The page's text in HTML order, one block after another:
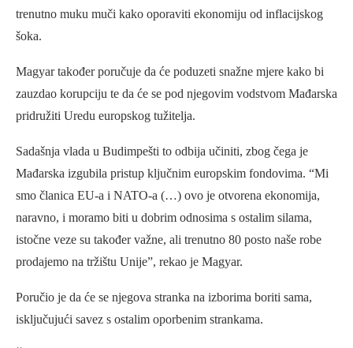
trenutno muku muči kako oporaviti ekonomiju od inflacijskog
šoka.
Magyar također poručuje da će poduzeti snažne mjere kako bi
zauzdao korupciju te da će se pod njegovim vodstvom Mađarska
pridružiti Uredu europskog tužitelja.
Sadašnja vlada u Budimpešti to odbija učiniti, zbog čega je
Mađarska izgubila pristup ključnim europskim fondovima. “Mi
smo članica EU-a i NATO-a (…) ovo je otvorena ekonomija,
naravno, i moramo biti u dobrim odnosima s ostalim silama,
istočne veze su također važne, ali trenutno 80 posto naše robe
prodajemo na tržištu Unije”, rekao je Magyar.
Poručio je da će se njegova stranka na izborima boriti sama,
isključujući savez s ostalim oporbenim strankama.